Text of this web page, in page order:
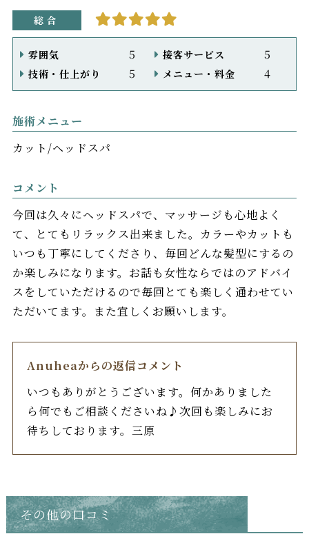
総合
雰囲気 5 接客サービス 5
技術・仕上がり 5 メニュー・料金 4
施術メニュー
カット ヘッドスパ
コメント
今回は久々にヘッドスパで、マッサージも心地よく
て、とてもリラックス出来ました。カラーやカットも
いつも丁寧にしてくださり、毎回どんな髪型にするの
か楽しみになります。お話も女性ならではのアドバイ
スをしていただけるので毎回とても楽しく通わせてい
ただいてます。また宜しくお願いします。
Anuheaからの返信コメント
いつもありがとうございます。何かありました
ら何でもご相談くださいね♪次回も楽しみにお
待ちしております。三原
その他の口コミ